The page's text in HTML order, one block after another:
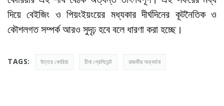
দিয়ে বেইজিং ও পিয়ংইয়ংয়ের মধ্যকার দীর্ঘদিনের কূটনৈতিক ও
কৌশলগত সম্পর্ক আরও সুদৃঢ় হবে বলে ধারণা করা হচ্ছে।
TAGS: উত্তর কোরিয়া চীনা প্রেসিডেন্ট রাজকীয় অভ্যর্থনা